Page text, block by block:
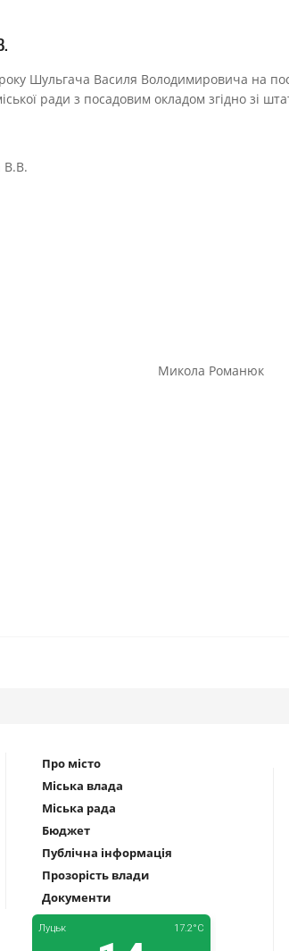
Шульгача Василя Володимировича на
ради з посадовим окладом згідно зі
В.В.
Микола Романюк
Про місто
Міська влада
Міська рада
Бюджет
Публічна інформація
Прозорість влади
Документи